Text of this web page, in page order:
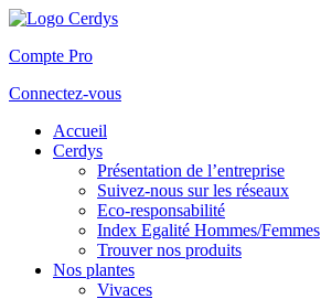
Compte Pro
Connectez-vous
Accueil
Cerdys
Présentation de l’entreprise
Suivez-nous sur les réseaux
Eco-responsabilité
Index Egalité Hommes/Femmes
Trouver nos produits
Nos plantes
Vivaces